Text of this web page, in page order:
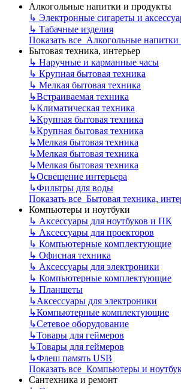
Алкогольные напитки и продукты
↳ Электронные сигареты и
↳ Табачные изделия
Показать все Алкогольные
Бытовая техника, интерьер
↳ Наручные и карманные часы
↳ Крупная бытовая техника
↳ Мелкая бытовая техника
↳Встраиваемая техника
↳Климатическая техника
↳Крупная бытовая техника
↳Крупная бытовая техника
↳Мелкая бытовая техника
↳Мелкая бытовая техника
↳Мелкая бытовая техника
↳Освещение интерьера
↳Фильтры для воды
Показать все Бытовая техника,
Компьютеры и ноутбуки
↳ Аксессуары для ноутбуков и ПК
↳ Аксессуары для проекторов
↳ Компьютерные комплектующие
↳ Офисная техника
↳ Аксессуары для электроники
↳ Компьютерные комплектующие
↳ Планшеты
↳Аксессуары для электроники
↳Компьютерные комплектующие
↳Сетевое оборудование
↳Товары для геймеров
↳Товары для геймеров
↳Флеш память USB
Показать все Компьютеры и
Сантехника и ремонт